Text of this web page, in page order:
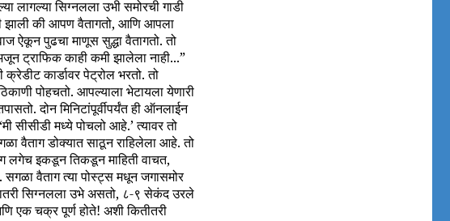
लागल्या सिग्नलला उभी समोरची गाडी
झाली की आपण वैतागतो, आणि आपला
ऐकून पुढचा माणूस सुद्धा वैतागतो. तो
ट्राफिक काही कमी झालेला नाही...”
कार्डावर पेट्रोल भरतो. तो
पोहचतो. आपल्याला भेटायला येणारी
दोन मिनिटांपूर्वीपर्यंत ही ऑनलाईन
सीसीडी मध्ये पोचलो आहे.’ त्यावर तो
वैताग डोक्यात साठून राहिलेला आहे. तो
लगेच इकडून तिकडून माहिती वाचत,
वैताग त्या पोस्ट्स मधून जगासमोर
सिग्नलला उभे असतो, ८-९ सेकंद उरले
एक चक्र पूर्ण होते! अशी कितीतरी